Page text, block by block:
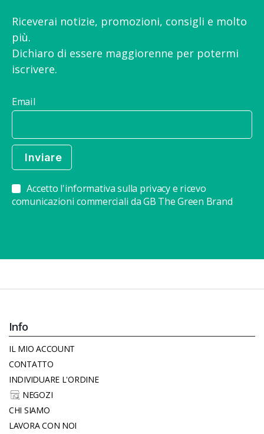
Riceverai notizie, promozioni, consigli e molto
più.
Dichiaro di essere maggiorenne per potermi
iscrivere.
Email
Accetto l'informativa sulla privacy e ricevo
comunicazioni commerciali da GB The Green Brand
Info
IL MIO ACCOUNT
CONTATTO
INDIVIDUARE L'ORDINE
NEGOZI
CHI SIAMO
LAVORA CON NOI